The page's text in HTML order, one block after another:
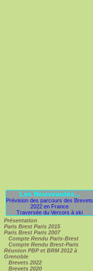
Les Nouveautés...
Prévision des parcours des Brevets
2022 en France
Traversée du Vercors à ski
Présentation
Paris Brest Paris 2015
Paris Brest Paris 2007
Compte Rendu Paris-Brest
Compte Rendu Brest-Paris
Réunion PBP et BRM 2012 à
Grenoble
Brevets 2022
Brevets 2020